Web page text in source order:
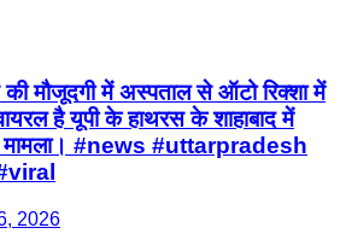
मौजूदगी में अस्पताल से ऑटो रिक्शा में
है यूपी के हाथरस के शाहाबाद में
मामला। #news #uttarpradesh
2026